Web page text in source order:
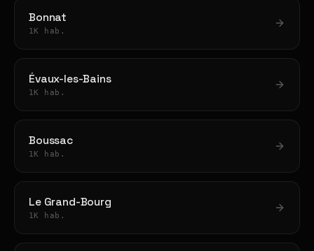
Bonnat
1K hab.
Évaux-les-Bains
1K hab.
Boussac
1K hab.
Le Grand-Bourg
1K hab.